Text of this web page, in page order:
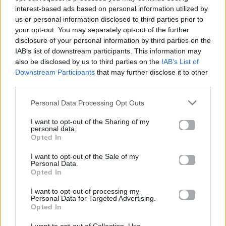
interest-based ads based on personal information utilized by
us or personal information disclosed to third parties prior to
your opt-out. You may separately opt-out of the further
disclosure of your personal information by third parties on the
IAB’s list of downstream participants. This information may
also be disclosed by us to third parties on the IAB’s List of
Downstream Participants that may further disclose it to other
Personal Data Processing Opt Outs
I want to opt-out of the Sharing of my
personal data.
Opted In
I want to opt-out of the Sale of my
Personal Data.
Opted In
I want to opt-out of processing my
Personal Data for Targeted Advertising.
Opted In